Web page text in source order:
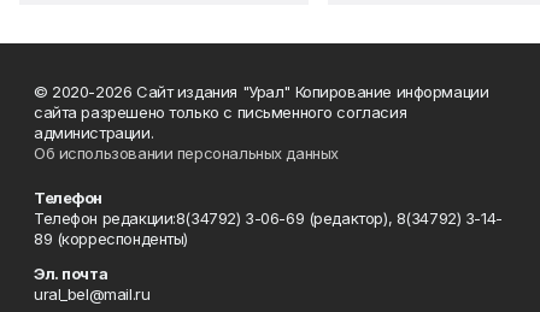
© 2020-2026 Сайт издания "Урал" Копирование информации
сайта разрешено только с письменного согласия
администрации.
Об использовании персональных данных
Телефон
Телефон редакции:8(34792) 3-06-69 (редактор), 8(34792) 3-14-
89 (корреспонденты)
Эл. почта
ural_bel@mail.ru